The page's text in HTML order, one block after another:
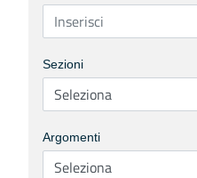
Sezioni
Argomenti